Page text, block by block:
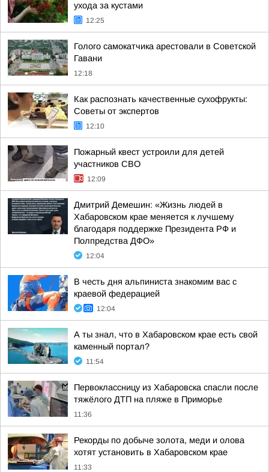
ухода за кустами
12:25
Голого самокатчика арестовали в Советской
Гавани
12:18
Как распознать качественные сухофрукты:
Советы от экспертов
12:10
Пожарный квест устроили для детей
участников СВО
12:09
Дмитрий Демешин: «Жизнь людей в
Хабаровском крае меняется к лучшему
благодаря поддержке Президента РФ и
Полпредства ДФО»
12:04
В честь дня альпиниста знакомим вас с
краевой федерацией
12:04
А ты знал, что в Хабаровском крае есть свой
каменный портал?
11:54
Первоклассницу из Хабаровска спасли после
тяжёлого ДТП на пляже в Приморье
11:36
Рекорды по добыче золота, меди и олова
хотят установить в Хабаровском крае
11:33